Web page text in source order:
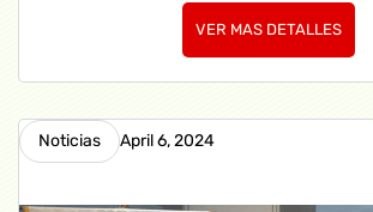
VER MAS DETALLES
Noticias April 6, 2024